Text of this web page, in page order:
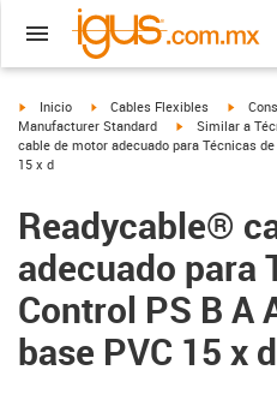
igus-icon-arrow-right
Inicio igus-icon-arrow-right
Cables Flexibles igus-
Manufacturer Standard
igus-icon-
Similar a
cable de motor adecuado para Técnicas
15 x d
Readycable®
adecuado para
Control PS B A
base PVC 15 x d